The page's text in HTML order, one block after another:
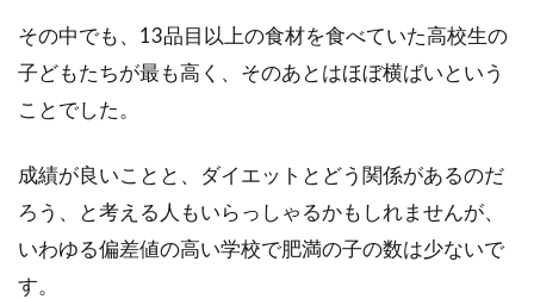
その中でも、13品目以上の食材を食べていた高校生の
子どもたちが最も高く、そのあとはほぼ横ばいという
ことでした。
成績が良いことと、ダイエットとどう関係があるのだ
ろう、と考える人もいらっしゃるかもしれませんが、
いわゆる偏差値の高い学校で肥満の子の数は少ないで
す。